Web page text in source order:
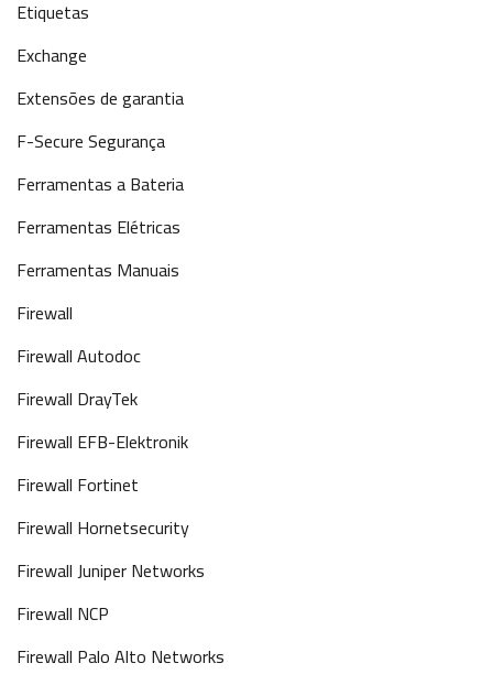
Etiquetas
Exchange
Extensões de garantia
F-Secure Segurança
Ferramentas a Bateria
Ferramentas Elétricas
Ferramentas Manuais
Firewall
Firewall Autodoc
Firewall DrayTek
Firewall EFB-Elektronik
Firewall Fortinet
Firewall Hornetsecurity
Firewall Juniper Networks
Firewall NCP
Firewall Palo Alto Networks